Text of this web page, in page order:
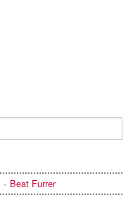
Beat Furrer